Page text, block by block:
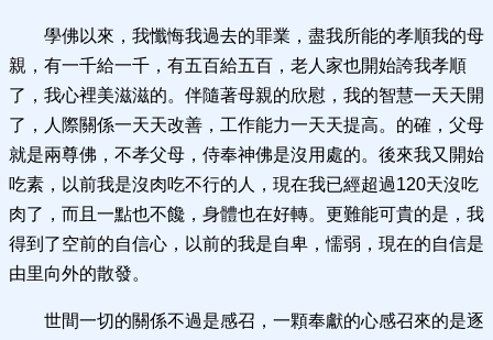
學佛以來，我懺悔我過去的罪業，盡我所能的孝順我的母
親，有一千給一千，有五百給五百，老人家也開始誇我孝順
了，我心裡美滋滋的。伴隨著母親的欣慰，我的智慧一天天開
了，人際關係一天天改善，工作能力一天天提高。的確，父母
就是兩尊佛，不孝父母，侍奉神佛是沒用處的。後來我又開始
吃素，以前我是沒肉吃不行的人，現在我已經超過120天沒吃
肉了，而且一點也不饞，身體也在好轉。更難能可貴的是，我
得到了空前的自信心，以前的我是自卑，懦弱，現在的自信是
由里向外的散發。
世間一切的關係不過是感召，一顆奉獻的心感召來的是逐